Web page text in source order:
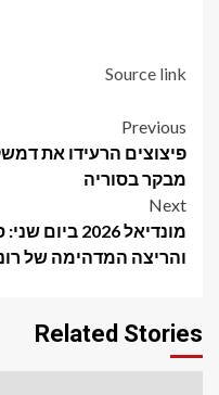
Source link
Post
navigation
Previous
פיצוצים הרעידו את
מבקר בסוריה
Next
והריצה המדהימה של
Related Stories